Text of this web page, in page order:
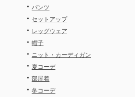
・ パンツ
・ セットアップ
・ レッグウェア
・ 帽子
・ ニット・カーディガン
・ 夏コーデ
・ 部屋着
・ 冬コーデ